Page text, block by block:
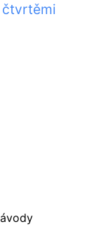
čtvrtěmi